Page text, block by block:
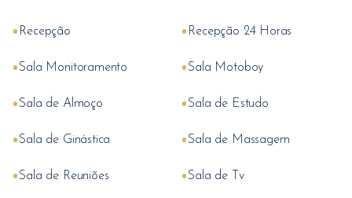
• Recepção • Recepção 24 Horas
•Sala Monitoramento •Sala Motoboy
•Sala de Almoço •Sala de Estudo
•Sala de Ginástica •Sala de Massagem
•Sala de Reuniões •Sala de Tv